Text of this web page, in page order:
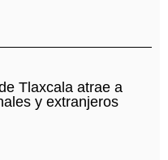
Tlaxcala atrae a
y extranjeros